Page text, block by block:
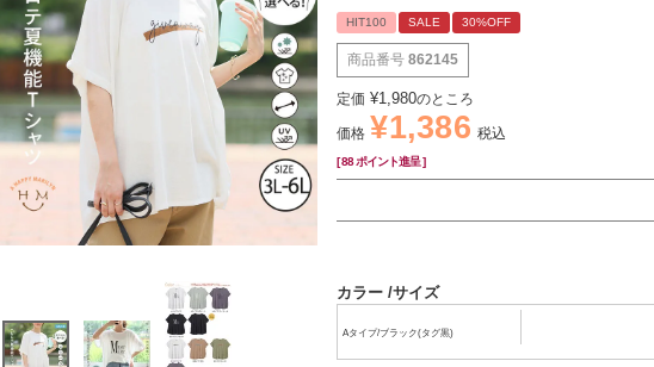
HIT100 SALE 30%OFF
商品番号 862145
定価 ¥1,980のところ
価格 ¥1,386 税込
[88 ポイント進呈 ]
カラー サイズ
Aタイプ/ブラック(タグ黒)